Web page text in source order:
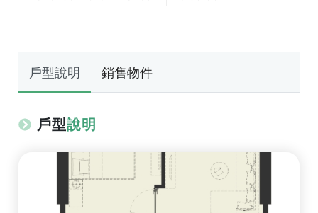
戶型說明 銷售物件
戶型說明